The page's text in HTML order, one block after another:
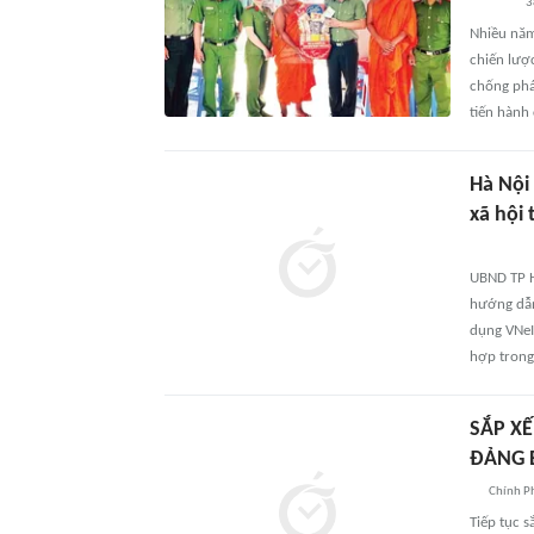
Nhiều
chiến
chống
tiến hành
Hà
xã hội
UBND
hướng
dụng
hợp
SẮP
ĐẢNG
Chính
Tiếp tục